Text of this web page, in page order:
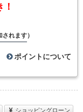
されます）
ポイントについて
ショッピングローン